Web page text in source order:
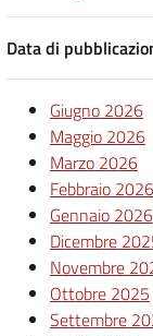
Data di
Giugno 2026
Maggio 2026
Marzo 2026
Febbraio 2026
Gennaio 2026
Dicembre
Novembre
Ottobre 2025
Settembre